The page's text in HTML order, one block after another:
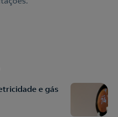
e gás